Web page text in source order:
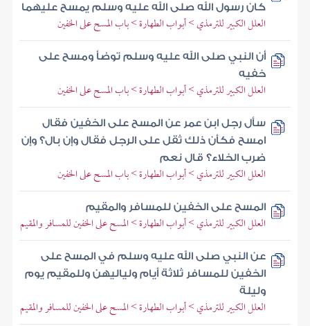
كان رسول الله صلى الله عليه وسلم يمسح عليهما
العلل الكبير للترمذي > أبواب الطهارة > باب المسح على الخفين
أن النبي صلى الله عليه وسلم توضأ ومسح على
خفيه
العلل الكبير للترمذي > أبواب الطهارة > باب المسح على الخفين
سأل رجل ابن عمر عن المسح على الخفين فقال
امسح فكأن ذلك ثقل على الرجل فقال وإن بال؟ وإن
ضرب الخلاء؟ قال نعم
العلل الكبير للترمذي > أبواب الطهارة > باب المسح على الخفين
المسح على الخفين للمسافر والمقيم
العلل الكبير للترمذي > أبواب الطهارة > المسح على الخفين للمسافر والمقيم
عن النبي صلى الله عليه وسلم في المسح على
الخفين للمسافر ثلاثة أيام ولياليهن وللمقيم يوم
وليلة
العلل الكبير للترمذي > أبواب الطهارة > المسح على الخفين للمسافر والمقيم